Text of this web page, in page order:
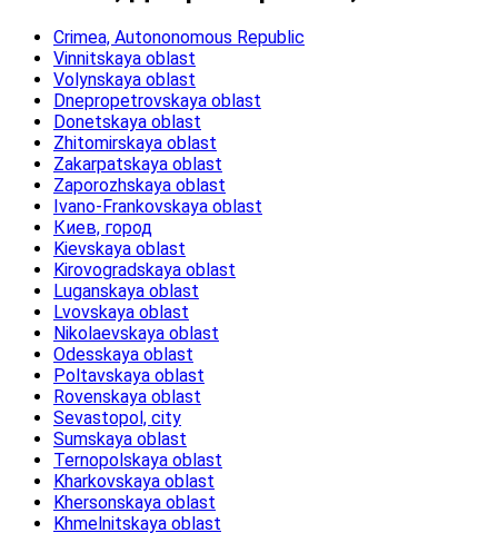
Crimea, Autononomous Republic
Vinnitskaya oblast
Volynskaya oblast
Dnepropetrovskaya oblast
Donetskaya oblast
Zhitomirskaya oblast
Zakarpatskaya oblast
Zaporozhskaya oblast
Ivano-Frankovskaya oblast
Киев, город
Kievskaya oblast
Kirovogradskaya oblast
Luganskaya oblast
Lvovskaya oblast
Nikolaevskaya oblast
Odesskaya oblast
Poltavskaya oblast
Rovenskaya oblast
Sevastopol, city
Sumskaya oblast
Ternopolskaya oblast
Kharkovskaya oblast
Khersonskaya oblast
Khmelnitskaya oblast